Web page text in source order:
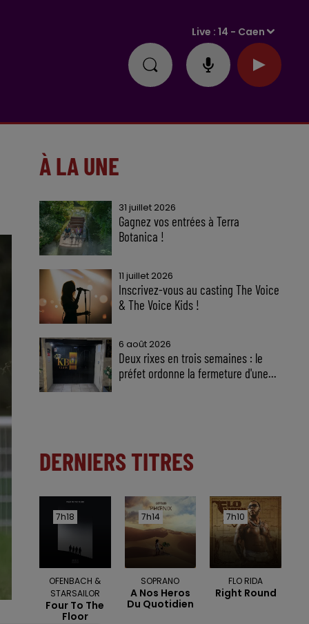
Live :14 - Caen
À LA UNE
31 juillet 2026
Gagnez vos entrées à Terra
Botanica !
11 juillet 2026
Inscrivez-vous au casting The Voice
& The Voice Kids !
6 août 2026
Deux rixes en trois semaines : le
préfet ordonne la fermeture d'une...
DERNIERS TITRES
7h18
7h18
OFENBACH &
STARSAILOR
Four To The
Floor
7h14
7h14
SOPRANO
A Nos Heros
Du Quotidien
7h10
7h10
FLO RIDA
Right Round